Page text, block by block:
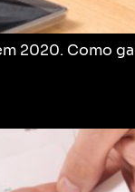
2020. Como